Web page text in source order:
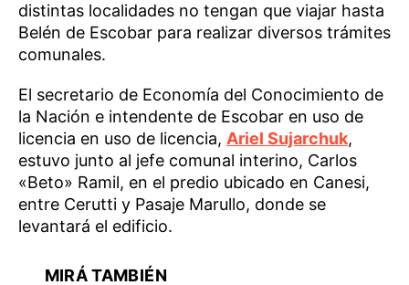
distintas localidades no tengan que viajar hasta
Belén de Escobar para realizar diversos trámites
comunales.
El secretario de Economía del Conocimiento de
la Nación e intendente de Escobar en uso de
licencia en uso de licencia, Ariel Sujarchuk,
estuvo junto al jefe comunal interino, Carlos
«Beto» Ramil, en el predio ubicado en Canesi,
entre Cerutti y Pasaje Marullo, donde se
levantará el edificio.